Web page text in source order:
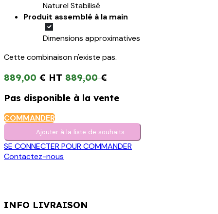
Naturel Stabilisé
Produit assemblé à la main
Dimensions approximatives
Cette combinaison n'existe pas.
889,00 € 889,00€
Pas disponible à la vente
COMMANDER
Ajouter à la liste de s​o​uh​aits
SE CONNECTER POUR COMMANDER
Contactez-nous
INFO LIVRAISON